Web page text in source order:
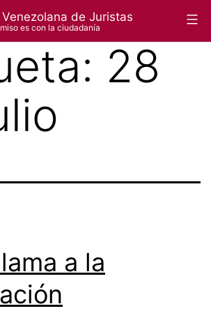
de Juristas
es con la ciudadanía
28
a la